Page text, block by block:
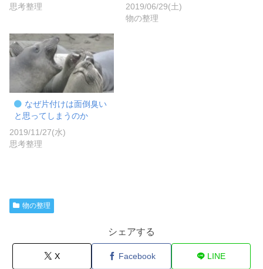
思考整理
2019/06/29(土)
物の整理
なぜ片付けは面倒臭い
と思ってしまうのか
2019/11/27(水)
思考整理
物の整理
シェアする
X Facebook LINE